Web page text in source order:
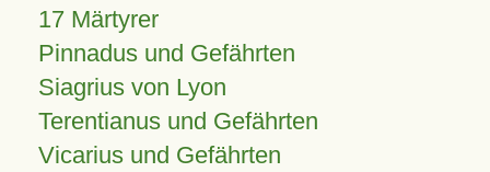
17 Märtyrer
Pinnadus und Gefährten
Siagrius von Lyon
Terentianus und Gefährten
Vicarius und Gefährten